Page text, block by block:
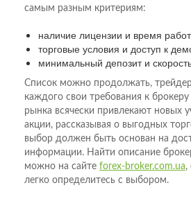
самым разным критериям:
наличие лицензии и время
торговые условия и доступ к
минимальный депозит и
Список можно продолжать,
каждого свои требования к
рынка всячески привлекают новых
акции, рассказывая о выгодных
выбор должен быть основан на
информации. Найти описание
можно на сайте forex-broker.com.ua,
легко определитесь с выбором.